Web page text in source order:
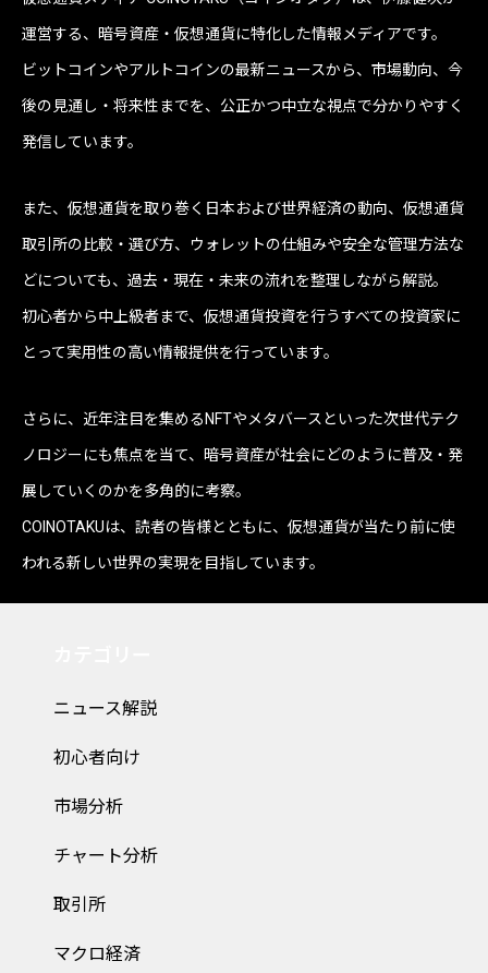
運営する、暗号資産・仮想通貨に特化した情報メディアです。
ビットコインやアルトコインの最新ニュースから、市場動向、今
後の見通し・将来性までを、公正かつ中立な視点で分かりやすく
発信しています。
また、仮想通貨を取り巻く日本および世界経済の動向、仮想通貨
取引所の比較・選び方、ウォレットの仕組みや安全な管理方法な
どについても、過去・現在・未来の流れを整理しながら解説。
初心者から中上級者まで、仮想通貨投資を行うすべての投資家に
とって実用性の高い情報提供を行っています。
さらに、近年注目を集めるNFTやメタバースといった次世代テク
ノロジーにも焦点を当て、暗号資産が社会にどのように普及・発
展していくのかを多角的に考察。
COINOTAKUは、読者の皆様とともに、仮想通貨が当たり前に使
われる新しい世界の実現を目指しています。
ニュース解説
初心者向け
市場分析
チャート分析
取引所
マクロ経済